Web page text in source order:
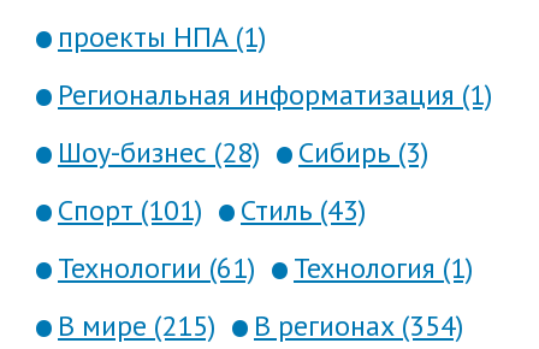
проекты НПА (1)
Региональная информатизация (1)
Шоу-бизнес (28)
Сибирь (3)
Спорт (101)
Стиль (43)
Технологии (61)
Технология (1)
В мире (215)
В регионах (354)